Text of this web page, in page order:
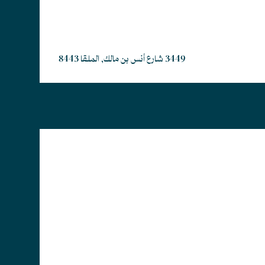
3449 شارع أنس بن مالك, الملقا 8443